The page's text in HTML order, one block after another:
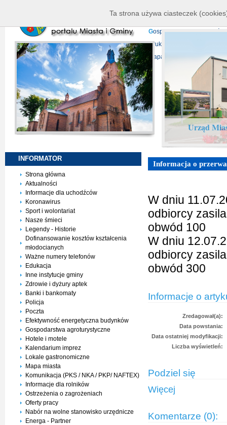
P
rojekty europejskie
Gospodarka
D ruki do pobrania
Mapa serwisu
Urząd
INFORMATOR
Strona główna
Aktualności
Informacje dla uchodźców
Koronawirus
Sport i wolontariat
Nasze śmieci
Legendy - Historie
Dofinansowanie kosztów kształcenia
młodocianych
Ważne numery telefonów
Edukacja
Inne instytucje gminy
Zdrowie i dyżury aptek
Banki i bankomaty
Policja
Poczta
Efektywność energetyczna budynków
Gospodarstwa agroturystyczne
Hotele i motele
Kalendarium imprez
Lokale gastronomiczne
Mapa miasta
Komunikacja (PKS / NKA / PKP/ NAFTEX)
Informacje dla rolników
Ostrzeżenia o zagrożeniach
Oferty pracy
Nabór na wolne stanowisko urzędnicze
Energa - Partner
Informacja o
W dniu
odbiorcy
obwód 100
W dniu
odbiorcy
obwód 300
Informacje o
Zredagował(a):
Data powstania:
Data ostatniej modyfikacji:
Liczba wyświetleń:
Podziel się
Więcej
Komentarze (0):
Ta strona używa ciasteczek